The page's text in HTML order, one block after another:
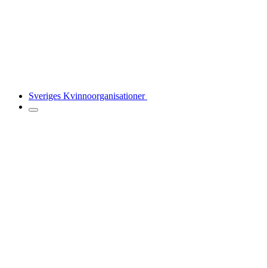
Sveriges Kvinnoorganisationer